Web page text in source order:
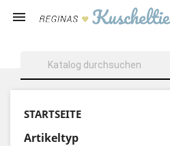

STARTSEITE
Artikeltyp